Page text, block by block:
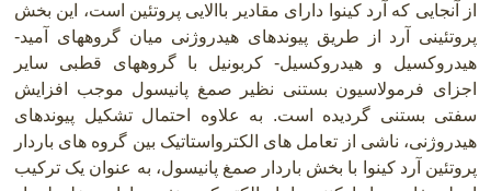
از آنجایی که آرد کینوا دارای مقادیر باالایی پروتئین است، این بخش
پروتئینی آرد از طریق پیوندهای هیدروژنی میان گروههای آمید-
هیدروکسیل و هیدروکسیل- کربونیل با گروههای قطبی سایر
اجزای فرمولاسیون بستنی نظیر صمغ پانیسول موجب افزایش
سفتی بستنی گردیده است. به علاوه احتمال تشکیل پیوندهای
هیدروژنی، ناشی از تعامل های الکترواستاتیک بین گروه های باردار
پروتئین آرد کینوا با بخش باردار صمغ پانیسول، به عنوان یک ترکیب